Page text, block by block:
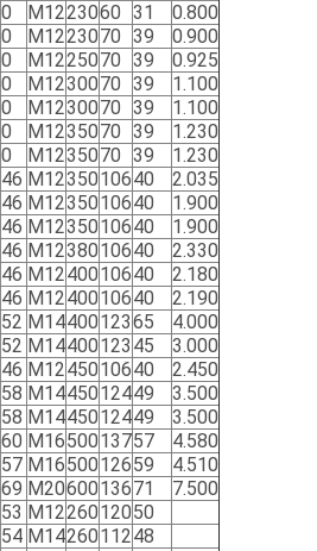
0 M1223060 31
0.800
0 M1223070 39
0.900
0 M1225070 39
0.925
0 M1230070 39
1.100
0 M1230070 39
1.100
0 M1235070 39
1.230
0 M1235070 39
1.230
46 M1235010640
2.035
46 M1235010640
1.900
46 M1235010640
1.900
46 M1238010640
2.330
46 M1240010640
2.180
46 M1240010640
2.190
52 M1440012365
4.000
52 M14400123 45
3.000
46 M1245010640
2.450
58 M1445012449
3.500
58 M1445012449
3.500
60 M1650013757
4.580
57 M1650012659
4.510
69 M2060013671
7.500
53 M1226012050
54 M1426011248